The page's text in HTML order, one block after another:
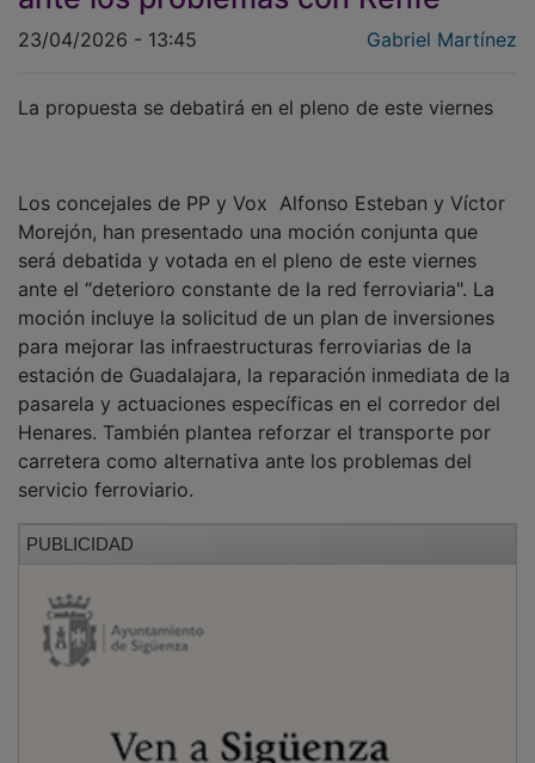
23/04/2026 - 13:45
Morejón, han presentado una moción conjunta que
será debatida y votada en el pleno de este viernes
ante el “deterioro constante de la red ferroviaria". La
moción incluye la solicitud de un plan de inversiones
para mejorar las infraestructuras ferroviarias de la
estación de Guadalajara, la reparación inmediata de la
pasarela y actuaciones específicas en el corredor del
Henares. También plantea reforzar el transporte por
carretera como alternativa ante los problemas del
servicio ferroviario.